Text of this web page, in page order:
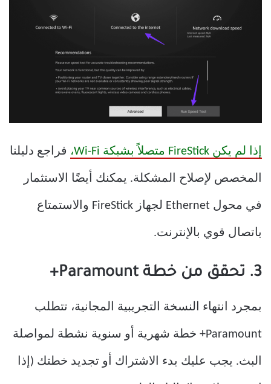
إذا لم يكن FireStick متصلاً بشبكة Wi-Fi، فراجع دليلنا
المخصص لإصلاح المشكلة. يمكنك أيضًا الاستثمار
في محول Ethernet لجهاز FireStick والاستمتاع
باتصال قوي بالإنترنت.
3. تحقق من خطة Paramount+
بمجرد انتهاء النسخة التجريبية المجانية، تتطلب
Paramount+ خطة شهرية أو سنوية نشطة لمواصلة
البث. يجب عليك بدء الاشتراك أو تجديد خطتك (إذا